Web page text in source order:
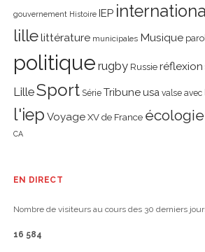
gouvernement Histoire IEP
lillelittérature municipales Musique
politique rugby Russie réflexion
LilleSport Série Tribune usa valse avec
l'iep Voyage XV de France écologie
CA
EN DIRECT
Nombre de visiteurs au cours des 30 derniers
16 584